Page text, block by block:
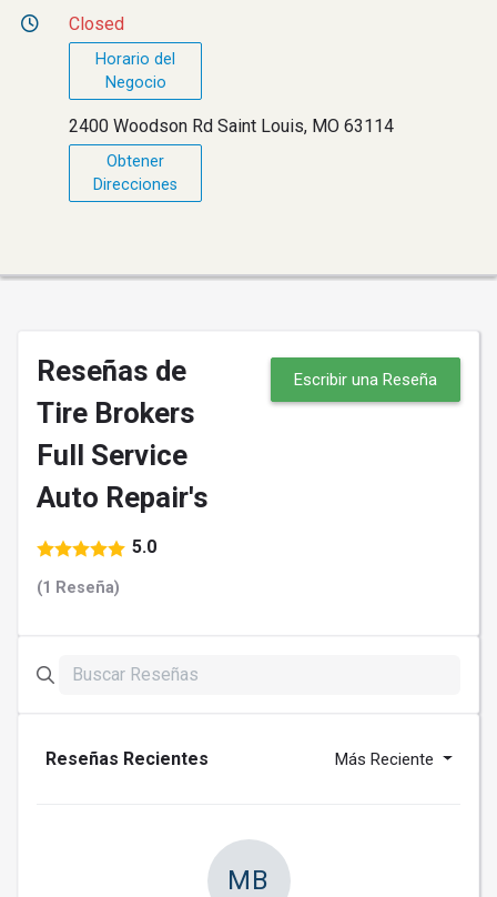
Closed
Horario del
Negocio
2400 Woodson Rd Saint Louis, MO 63114
Obtener
Direcciones
Reseñas de
Tire Brokers
Full Service
Auto Repair's
5.0
(1 Reseña)
Escribir una Reseña
Reseñas Recientes Más Reciente
MB